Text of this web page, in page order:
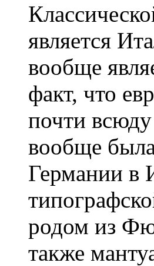
является
вообще
факт, что
почти
вообще
Германии в
родом из
также